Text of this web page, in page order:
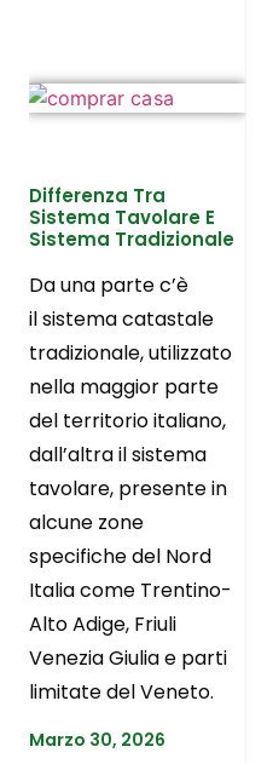
Differenza Tra
Sistema Tavolare E
Sistema Tradizionale
Da una parte c’è
il sistema catastale
tradizionale, utilizzato
nella maggior parte
del territorio italiano,
dall’altra il sistema
tavolare, presente in
alcune zone
specifiche del Nord
Italia come Trentino-
Alto Adige, Friuli
Venezia Giulia e parti
limitate del Veneto.
Marzo 30, 2026